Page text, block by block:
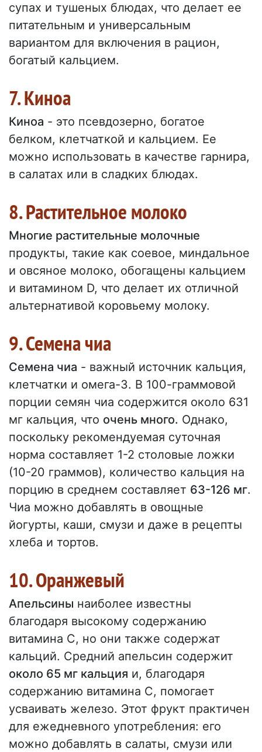
супах и тушеных блюдах, что делает ее
питательным и универсальным
вариантом для включения в рацион,
богатый кальцием.
7. Киноа
Киноа - это псевдозерно, богатое
белком, клетчаткой и кальцием. Ее
можно использовать в качестве гарнира,
в салатах или в сладких блюдах.
8. Растительное молоко
Многие растительные молочные
продукты, такие как соевое, миндальное
и овсяное молоко, обогащены кальцием
и витамином D, что делает их отличной
альтернативой коровьему молоку.
9. Семена чиа
Семена чиа - важный источник кальция,
клетчатки и омега-3. В 100-граммовой
порции семян чиа содержится около 631
мг кальция, что очень много. Однако,
поскольку рекомендуемая суточная
норма составляет 1-2 столовые ложки
(10-20 граммов), количество кальция на
порцию в среднем составляет 63-126 мг.
Чиа можно добавлять в овощные
йогурты, каши, смузи и даже в рецепты
хлеба и тортов.
10. Оранжевый
Апельсины наиболее известны
благодаря высокому содержанию
витамина С, но они также содержат
кальций. Средний апельсин содержит
около 65 мг кальция и, благодаря
содержанию витамина С, помогает
усваивать железо. Этот фрукт практичен
для ежедневного употребления: его
можно добавлять в салаты, смузи или